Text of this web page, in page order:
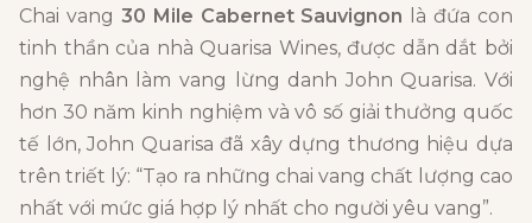
Chai vang 30 Mile Cabernet Sauvignon là đứa con
tinh thần của nhà Quarisa Wines, được dẫn dắt bởi
nghệ nhân làm vang lừng danh John Quarisa. Với
hơn 30 năm kinh nghiệm và vô số giải thưởng quốc
tế lớn, John Quarisa đã xây dựng thương hiệu dựa
trên triết lý: “Tạo ra những chai vang chất lượng cao
nhất với mức giá hợp lý nhất cho người yêu vang”.